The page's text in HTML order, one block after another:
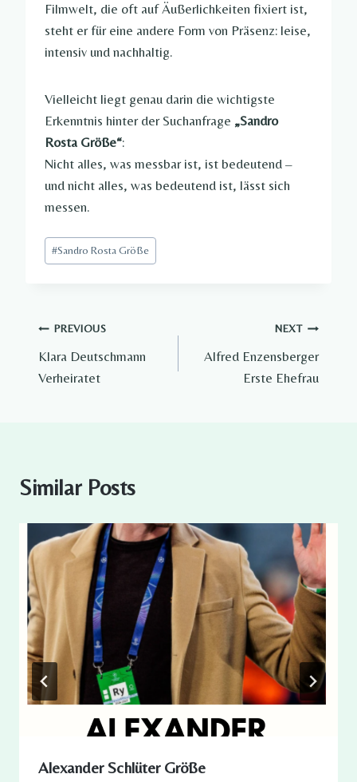
Filmwelt, die oft auf Äußerlichkeiten fixiert ist,
steht er für eine andere Form von Präsenz: leise,
intensiv und nachhaltig.
Vielleicht liegt genau darin die wichtigste
Erkenntnis hinter der Suchanfrage „Sandro
Rosta Größe“:
Nicht alles, was messbar ist, ist bedeutend –
und nicht alles, was bedeutend ist, lässt sich
messen.
Post
Tags:
#Sandro Rosta Größe
Post
navigation
PREVIOUS
Klara Deutschmann
Verheiratet
NEXT
Alfred Enzensberger
Erste Ehefrau
Similar Posts
Alexander Schlüter Größe